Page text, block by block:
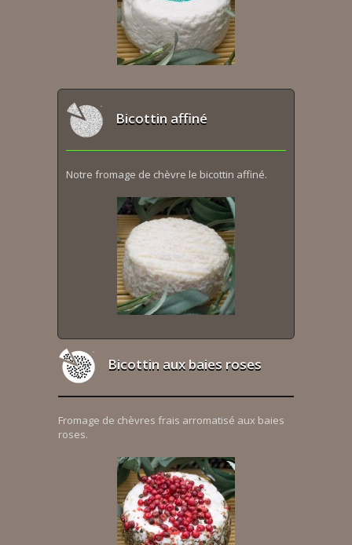
Bicottin affiné
Notre fromage de chèvre le bicottin affiné.
Bicottin aux baies roses
Fromage de chèvres frais arromatisé aux baies
roses.